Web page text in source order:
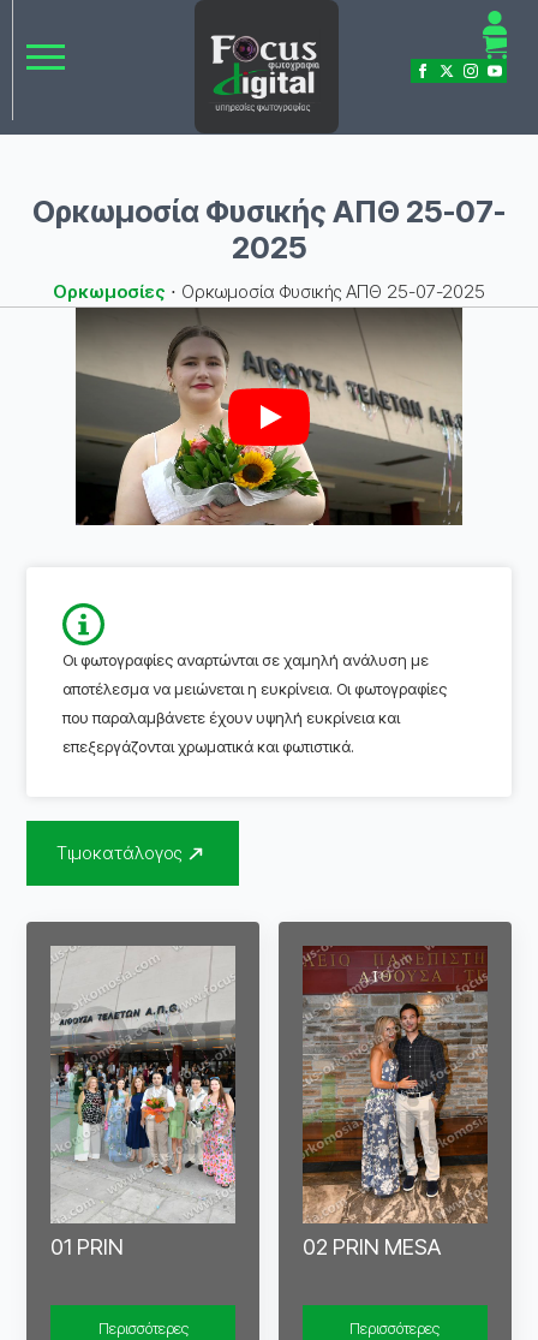
Ορκωμοσία Φυσικής ΑΠΘ 25-07-
2025
Ορκωμοσίες ⋅ Ορκωμοσία Φυσικής ΑΠΘ 25-07-2025
Play
Οι φωτογραφίες αναρτώνται σε χαμηλή ανάλυση με
αποτέλεσμα να μειώνεται η ευκρίνεια. Οι φωτογραφίες
που παραλαμβάνετε έχουν υψηλή ευκρίνεια και
επεξεργάζονται χρωματικά και φωτιστικά.
Τιμοκατάλογος
01 PRIN
Περισσότερες
02 PRIN MESA
Περισσότερες